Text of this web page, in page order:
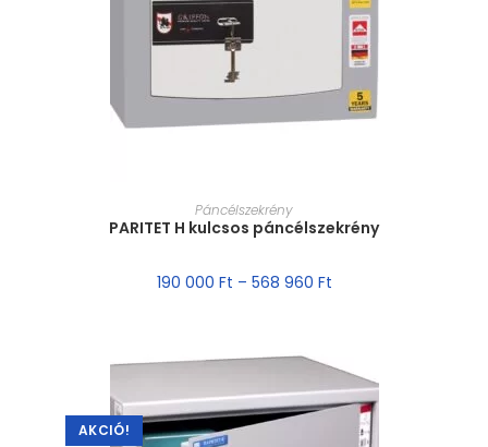
MÉRET VÁLASZTÁSA
Páncélszekrény
PARITET H kulcsos páncélszekrény
190 000 Ft – 568 960 Ft
AKCIÓ!